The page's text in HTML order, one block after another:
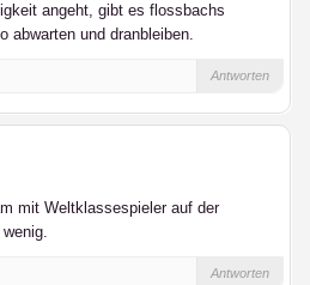
angeht, gibt es flossbachs
abwarten und dranbleiben.
Antworten
mit Weltklassespieler auf der
Antworten